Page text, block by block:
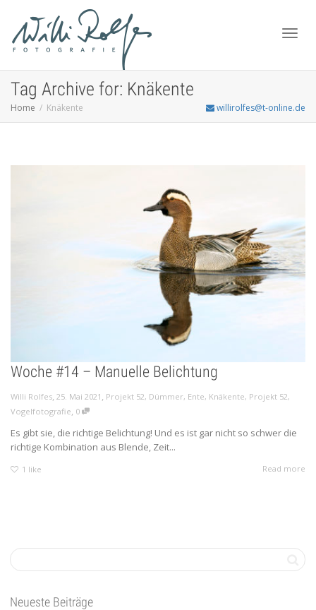
Tag Archive for: Knäkente
Home Knäkente willirolfes@t-online.de
Woche #14 – Manuelle Belichtung
Willi Rolfes, 25. Mai 2021 , Projekt 52, Dümmer, Ente, Knäkente, Projekt 52,
Vogelfotografie, 0
Es gibt sie, die richtige Belichtung! Und es ist gar nicht so schwer die
richtige Kombination aus Blende, Zeit...
1 like Read more
Neueste Beiträge